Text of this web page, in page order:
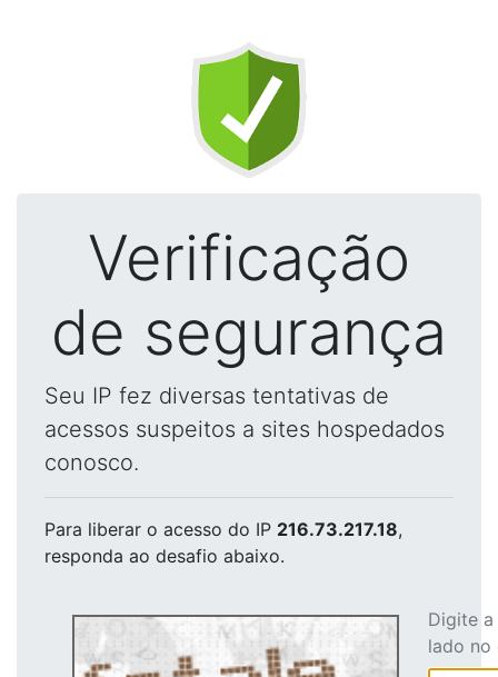
Verificação
de segurança
Seu IP fez diversas tentativas de
acessos suspeitos a sites hospedados
conosco.
Para liberar o acesso do IP 216.73.217.18,
responda ao desafio abaixo.
Digite
lado no